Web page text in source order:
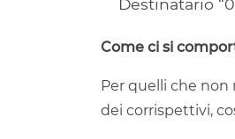
Come ci si
Per quelli che
dei corrispettivi,